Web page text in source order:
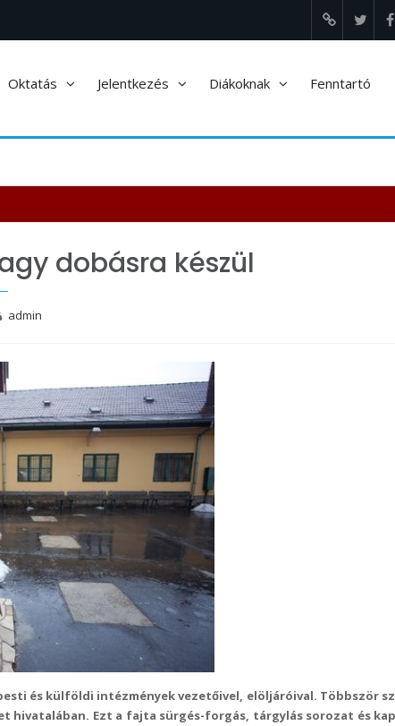
EdupageTwitter
Oktatás Jelentkezés Diákoknak Fenntartó
dobásra készül
admin
és külföldi intézmények vezetőivel, elöljáróival. Többször
hivatalában. Ezt a fajta sürgés-forgás, tárgylás sorozat és